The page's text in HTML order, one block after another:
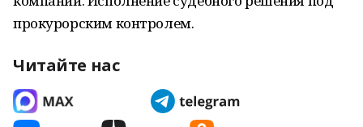
прокурорским контролем.
Читайте нас